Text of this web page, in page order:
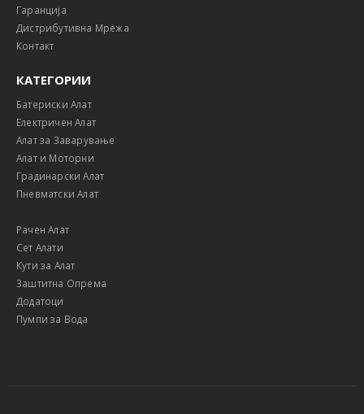
Гаранција
Дистрибутивна Мрежа
Контакт
КАТЕГОРИИ
Батериски Алат
Електричен Алат
Алат за Заварување
Алат и Моторни
Градинарски Алат
Пневматски Алат
Рачен Алат
Сет Алати
Кути за Алат
Заштитна Опрема
Додатоци
Пумпи за Вода